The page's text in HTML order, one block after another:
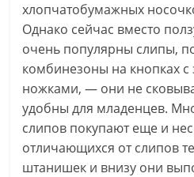
хлопчатобумажных
Однако сейчас вместо
очень популярны слипы,
комбинезоны на кнопках
ножками, — они не
удобны для младенцев.
слипов покупают еще и
отличающихся от слипов
штанишек и внизу они